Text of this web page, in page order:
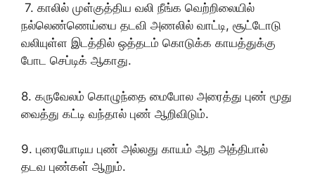
7. காலில் முள்குத்திய வலி நீங்க வெற்றிலையில்
நல்லெண்ணெய்யை தடவி அணலில் வாட்டி, சூட்டோடு
வலியுள்ள இடத்தில் ஒத்தடம் கொடுக்க காயத்துக்கு
போட செப்டிக் ஆகாது.
8. கருவேலம் கொழுந்தை மைபோல அரைத்து புண் மூது
வைத்து கட்டி வந்தால் புண் ஆறிவிடும்.
9. புரையோடிய புண் அல்லது காயம் ஆற அத்திபால்
தடவ புண்கள் ஆறும்.